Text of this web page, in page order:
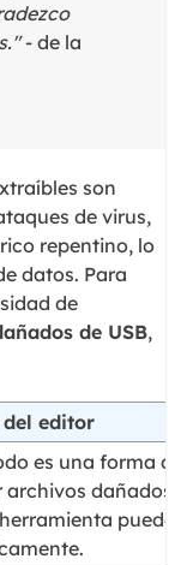
- de la
son
de virus,
repentino, lo
datos. Para
de
de USB,
del editor
es una forma
archivos dañados
puede